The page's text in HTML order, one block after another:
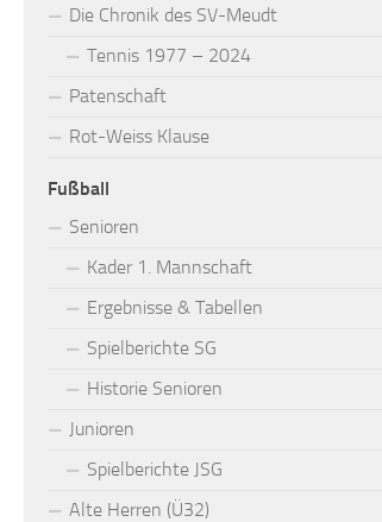
Die Chronik des SV-Meudt
Tennis 1977 – 2024
Patenschaft
Rot-Weiss Klause
Fußball
Senioren
Kader 1. Mannschaft
Ergebnisse & Tabellen
Spielberichte SG
Historie Senioren
Junioren
Spielberichte JSG
Alte Herren (Ü32)